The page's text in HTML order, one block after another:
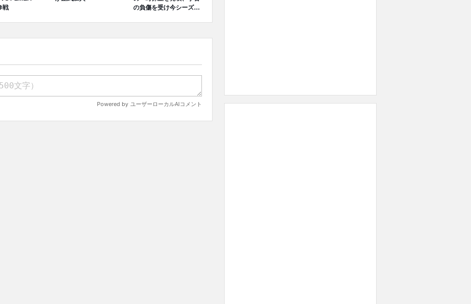
戦
の負傷を受け今シーズン